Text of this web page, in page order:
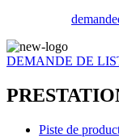
demande
DEMANDE DE
Piste de